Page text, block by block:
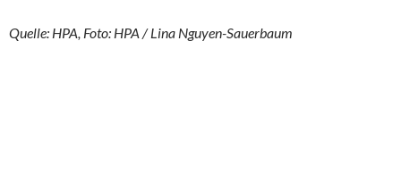
Quelle: HPA, Foto: HPA / Lina Nguyen-Sauerbaum